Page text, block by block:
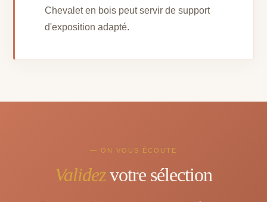
Chevalet en bois peut servir de support
d'exposition adapté.
— ON VOUS ÉCOUTE
Validezvotre sélection